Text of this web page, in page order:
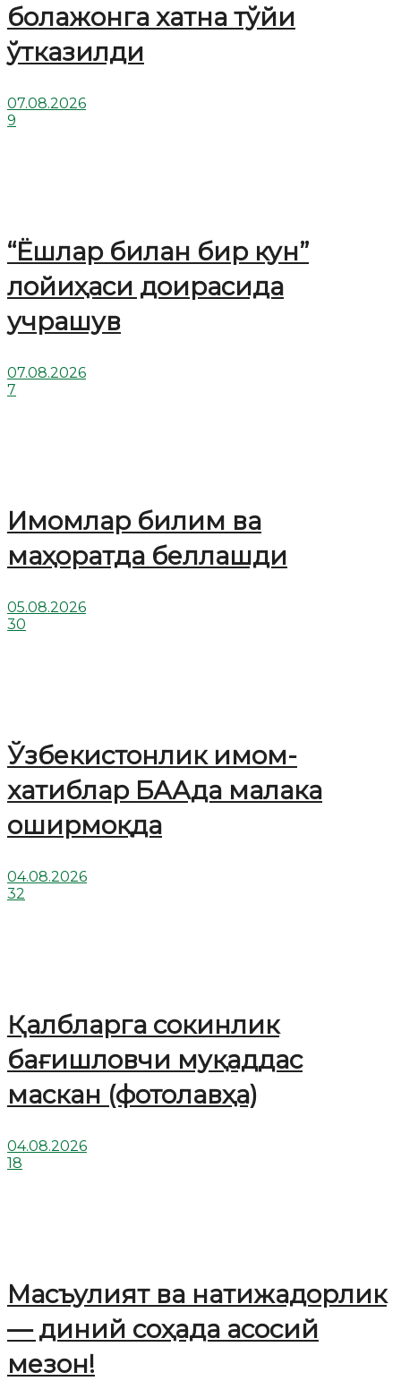
болажонга хатна тўйи
ўтказилди
07.08.2026
9
“Ёшлар билан бир кун”
лойиҳаси доирасида
учрашув
07.08.2026
7
Имомлар билим ва
маҳоратда беллашди
05.08.2026
30
Ўзбекистонлик имом-
хатиблар БААда малака
оширмоқда
04.08.2026
32
Қалбларга сокинлик
бағишловчи муқаддас
маскан (фотолавҳа)
04.08.2026
18
Масъулият ва натижадорлик
— диний соҳада асосий
мезон!